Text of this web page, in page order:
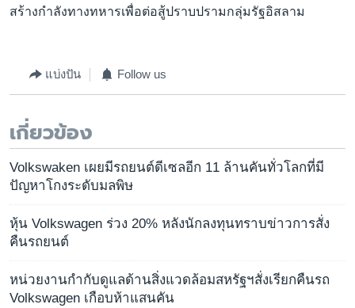
สร้างกำลังทางทหารเพื่อต่อสู้ปราบปรามกลุ่มรัฐอิสลาม
แบ่งปัน Follow us
เกี่ยวข้อง
Volkswaken เผยมีรถยนต์ดีเซลอีก 11 ล้านคันทั่วโลกที่มี
ปัญหาโกงระดับมลพิษ
หุ้น Volkswagen ร่วง 20% หลังนักลงทุนทราบข่าวการสั่ง
คืนรถยนต์
หน่วยงานกำกับดูแลด้านสิ่งแวดล้อมสหรัฐฯสั่งเรียกคืนรถ
Volkswagen เกือบห้าแสนคัน